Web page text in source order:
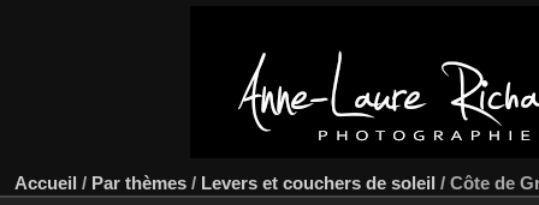
Accueil / Par thèmes / Levers et couchers de soleil / Côte de